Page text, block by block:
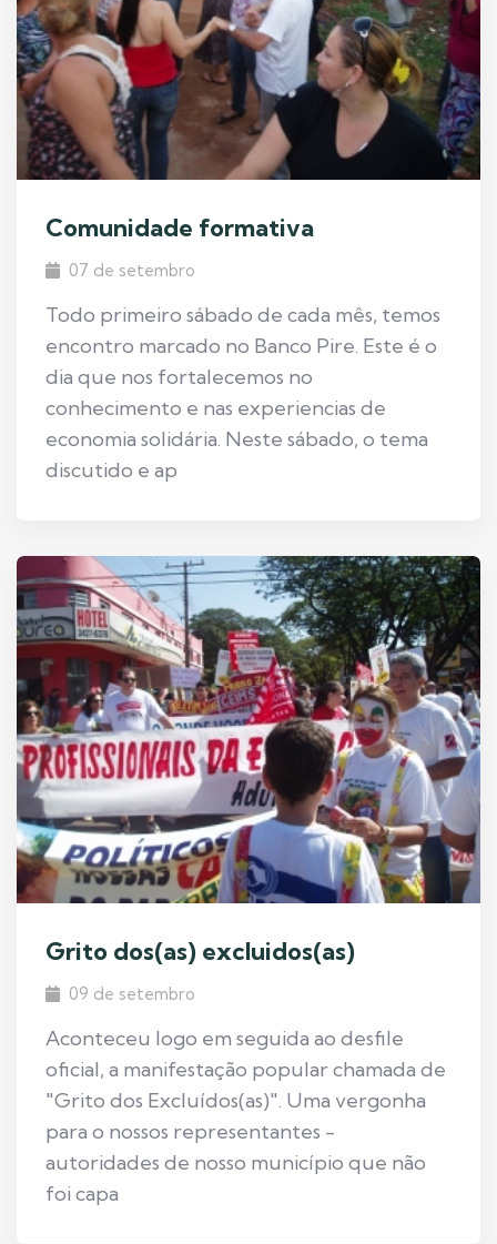
Comunidade formativa
07 de setembro
Todo primeiro sábado de cada mês, temos
encontro marcado no Banco Pire. Este é o
dia que nos fortalecemos no
conhecimento e nas experiencias de
economia solidária. Neste sábado, o tema
discutido e ap
Grito dos(as) excluidos(as)
09 de setembro
Aconteceu logo em seguida ao desfile
oficial, a manifestação popular chamada de
"Grito dos Excluídos(as)". Uma vergonha
para o nossos representantes -
autoridades de nosso município que não
foi capa